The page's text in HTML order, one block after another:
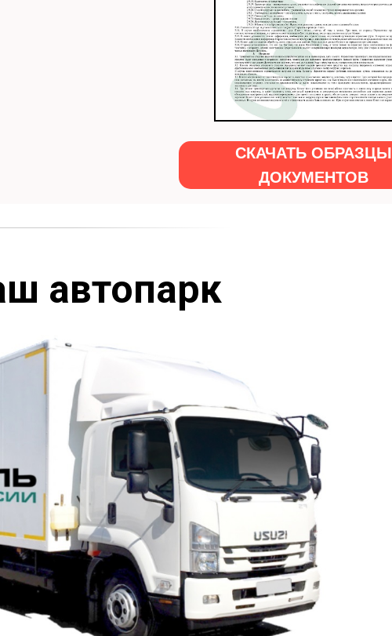
СКАЧАТЬ ОБРАЗЦЫ
ДОКУМЕНТОВ
автопарк